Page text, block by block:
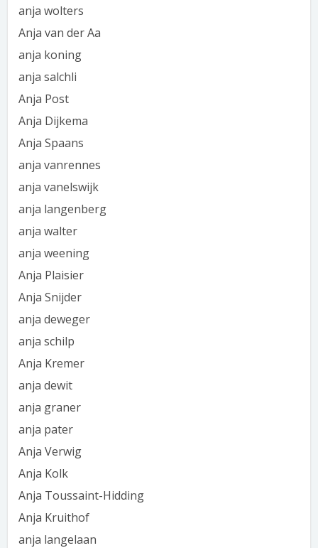
anja wolters
Anja van der Aa
anja koning
anja salchli
Anja Post
Anja Dijkema
Anja Spaans
anja vanrennes
anja vanelswijk
anja langenberg
anja walter
anja weening
Anja Plaisier
Anja Snijder
anja deweger
anja schilp
Anja Kremer
anja dewit
anja graner
anja pater
Anja Verwig
Anja Kolk
Anja Toussaint-Hidding
Anja Kruithof
anja langelaan